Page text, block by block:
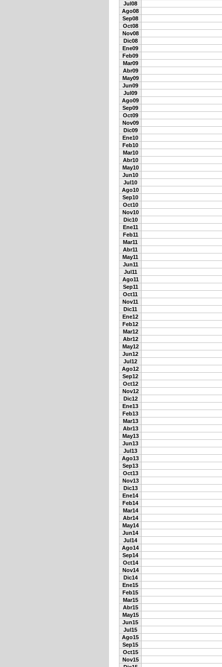
Jul08
Ago08
Sep08
Oct08
Nov08
Dic08
Ene09
Feb09
Mar09
Abr09
May09
Jun09
Jul09
Ago09
Sep09
Oct09
Nov09
Dic09
Ene10
Feb10
Mar10
Abr10
May10
Jun10
Jul10
Ago10
Sep10
Oct10
Nov10
Dic10
Ene11
Feb11
Mar11
Abr11
May11
Jun11
Jul11
Ago11
Sep11
Oct11
Nov11
Dic11
Ene12
Feb12
Mar12
Abr12
May12
Jun12
Jul12
Ago12
Sep12
Oct12
Nov12
Dic12
Ene13
Feb13
Mar13
Abr13
May13
Jun13
Jul13
Ago13
Sep13
Oct13
Nov13
Dic13
Ene14
Feb14
Mar14
Abr14
May14
Jun14
Jul14
Ago14
Sep14
Oct14
Nov14
Dic14
Ene15
Feb15
Mar15
Abr15
May15
Jun15
Jul15
Ago15
Sep15
Oct15
Nov15